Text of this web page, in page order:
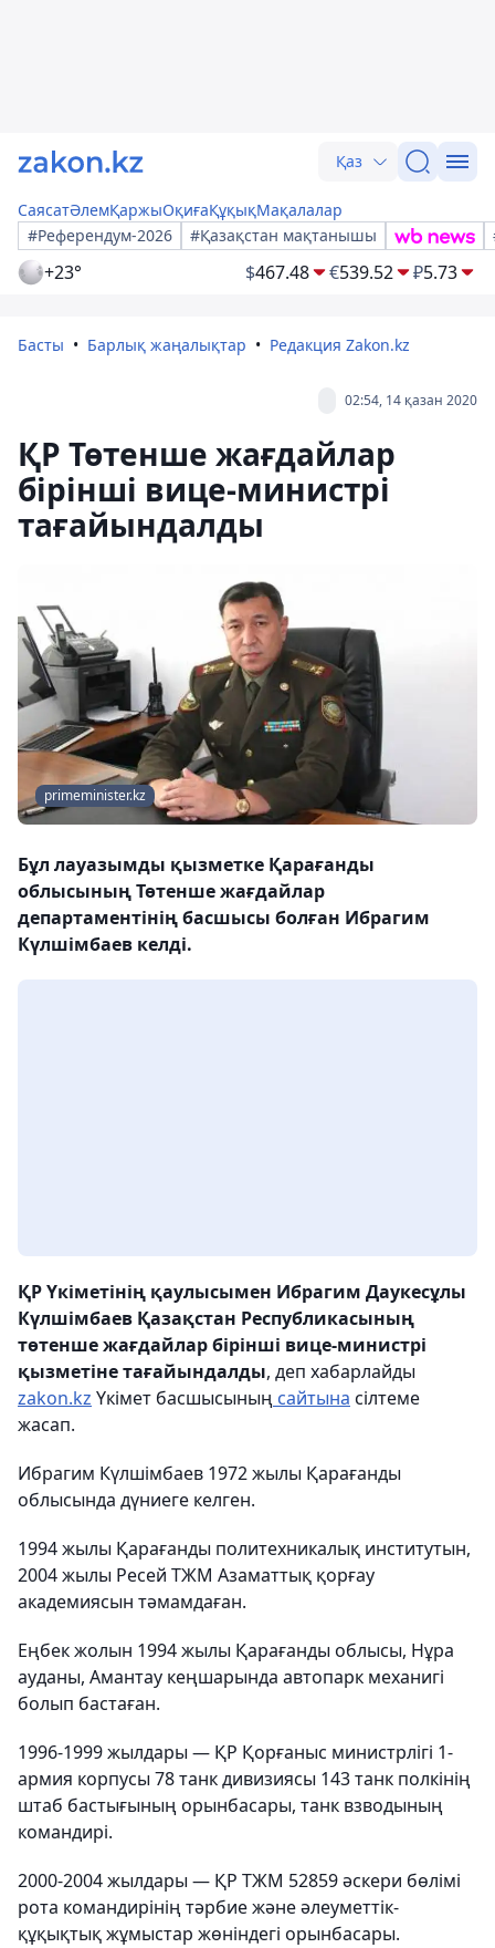
Қаз
СаясатӘлемҚаржыОқиғаҚұқықМақалалар
#Референдум-2026
#Қазақстан мақтанышы
+23° $467.48 €539.52 ₽5.73
Басты Барлық жаңалықтар Редакция Zakon.kz
02:54, 14 қазан 2020
ҚР Төтенше жағдайлар
бірінші вице-министрі
тағайындалды
primeminister.kz
Бұл лауазымды қызметке Қарағанды
облысының Төтенше жағдайлар
департаментінің басшысы болған Ибрагим
Күлшімбаев келді.
ҚР Үкіметінің қаулысымен Ибрагим Даукесұлы
Күлшімбаев Қазақстан Республикасының
төтенше жағдайлар бірінші вице-министрі
қызметіне тағайындалды, деп хабарлайды
zakon.kz Үкімет басшысының сайтына сілтеме
жасап.
Ибрагим Күлшімбаев 1972 жылы Қарағанды
облысында дүниеге келген.
1994 жылы Қарағанды политехникалық институтын,
2004 жылы Ресей ТЖМ Азаматтық қорғау
академиясын тәмамдаған.
Еңбек жолын 1994 жылы Қарағанды облысы, Нұра
ауданы, Амантау кеңшарында автопарк механигі
болып бастаған.
1996-1999 жылдары — ҚР Қорғаныс министрлігі 1-
армия корпусы 78 танк дивизиясы 143 танк полкінің
штаб бастығының орынбасары, танк взводының
командирі.
2000-2004 жылдары — ҚР ТЖМ 52859 әскери бөлімі
рота командирінің тәрбие және әлеуметтік-
құқықтық жұмыстар жөніндегі орынбасары.